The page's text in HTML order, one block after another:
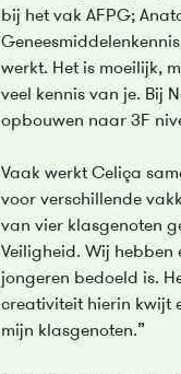
bij het vak AFPG;
werkt. Het is moeilijk,
veel kennis van je. Bij
opbouwen naar 3F
Vaak werkt Celiça
voor verschillende
van vier klasgenoten
Veiligheid. Wij
jongeren bedoeld is.
creativiteit hierin kwijt
mijn klasgenoten.”